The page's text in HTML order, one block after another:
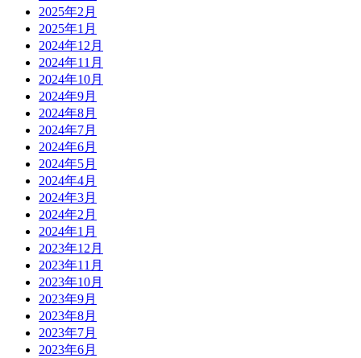
2025年2月
2025年1月
2024年12月
2024年11月
2024年10月
2024年9月
2024年8月
2024年7月
2024年6月
2024年5月
2024年4月
2024年3月
2024年2月
2024年1月
2023年12月
2023年11月
2023年10月
2023年9月
2023年8月
2023年7月
2023年6月